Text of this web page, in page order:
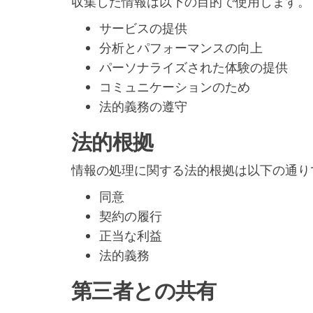
サービスの提供
分析とパフォーマンスの向上
パーソナライズされた体験の提供
コミュニケーションのため
法的義務の遵守
法的根拠
情報の処理に関する法的根拠は以下の通
同意
契約の履行
正当な利益
法的義務
第三者との共有